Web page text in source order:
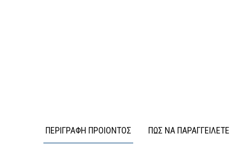
ΠΕΡΙΓΡΑΦΗ ΠΡΟΙΟΝΤΟΣ ΠΩΣ ΝΑ ΠΑΡΑΓΓΕΙΛΕΤΕ